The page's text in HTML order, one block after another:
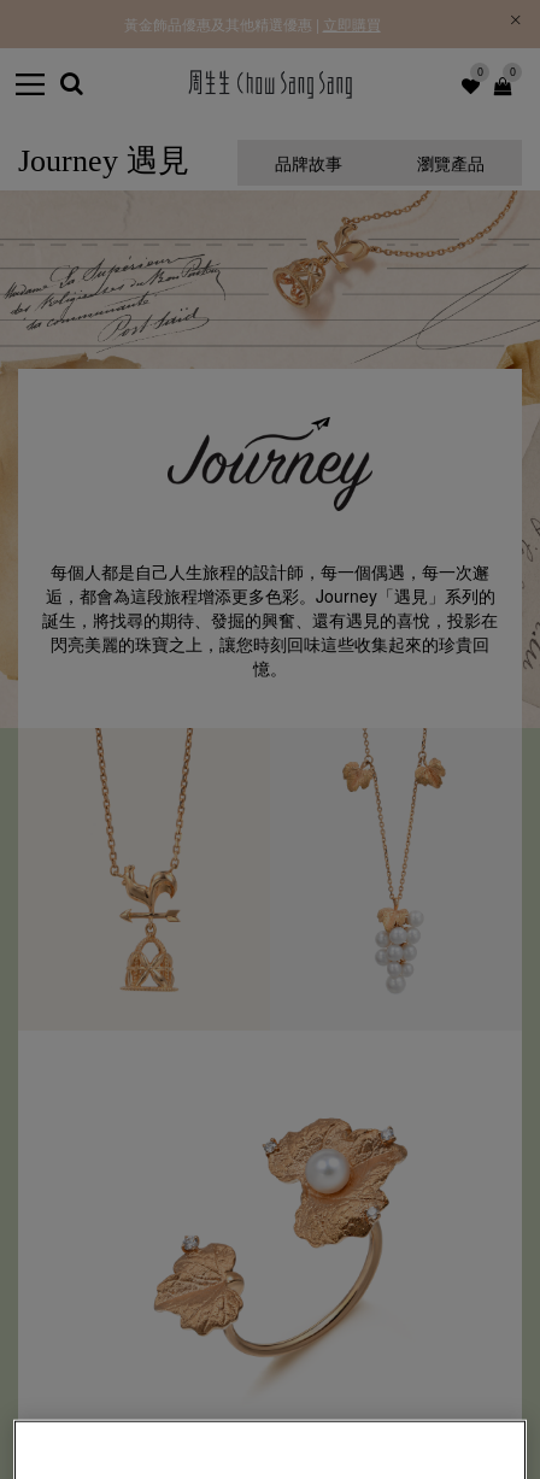
0 0
黃金飾品優惠及其他精選優惠 | 立即購買
Journey 遇見 瀏覽產品
品牌故事
每個人都是自己人生旅程的設計師，每一個偶遇，每一次邂
逅，都會為這段旅程增添更多色彩。 Journey「遇見」系列的
誕生，將找尋的期待、發掘的興奮、還有遇見的喜悅，投影在
閃亮美麗的珠寶之上，讓您時刻回味這些收集起來的珍貴回
憶。